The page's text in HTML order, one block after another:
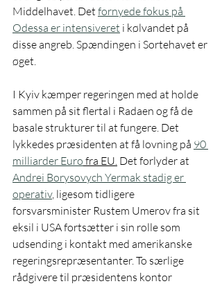
Middelhavet. Det fornyede fokus på
Odessa er intensiveret i kølvandet på
disse angreb. Spændingen i Sortehavet er
øget.
I Kyiv kæmper regeringen med at holde
sammen på sit flertal i Radaen og få de
basale strukturer til at fungere. Det
lykkedes præsidenten at få lovning på 90
milliarder Euro fra EU. Det forlyder at
Andrei Borysovych Yermak stadig er
operativ, ligesom tidligere
forsvarsminister Rustem Umerov fra sit
eksil i USA fortsætter i sin rolle som
udsending i kontakt med amerikanske
regeringsrepræsentanter. To særlige
rådgivere til præsidentens kontor